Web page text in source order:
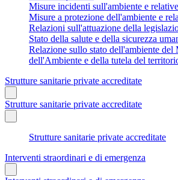
Misure incidenti sull'ambiente e
Misure a protezione dell'ambiente e
Relazioni sull'attuazione della
Stato della salute e della sicurezza
Relazione sullo stato dell'ambiente del
dell'Ambiente e della tutela del
Strutture sanitarie private accreditate
Strutture sanitarie private accreditate
Strutture sanitarie private accreditate
Interventi straordinari e di emergenza